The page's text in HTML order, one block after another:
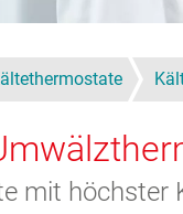
mit höchster